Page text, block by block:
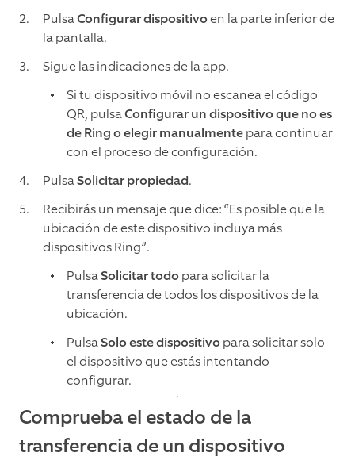
PulsaConfigurar dispositivoen la parte inferior de
la pantalla.
Sigue las indicaciones de la app.
Si tu dispositivo móvil no escanea el código
QR, pulsaConfigurar un dispositivo que no es
de Ring o elegir manualmentepara continuar
con el proceso de configuración.
PulsaSolicitar propiedad.
Recibirás un mensaje que dice: “Es posible que la
ubicación de este dispositivo incluya más
dispositivos Ring”.
PulsaSolicitar todo para solicitar la
transferencia de todos los dispositivos de la
ubicación.
PulsaSolo este dispositivo para solicitar solo
el dispositivo que estás intentando
configurar.
Comprueba el estado de la
transferencia de un dispositivo